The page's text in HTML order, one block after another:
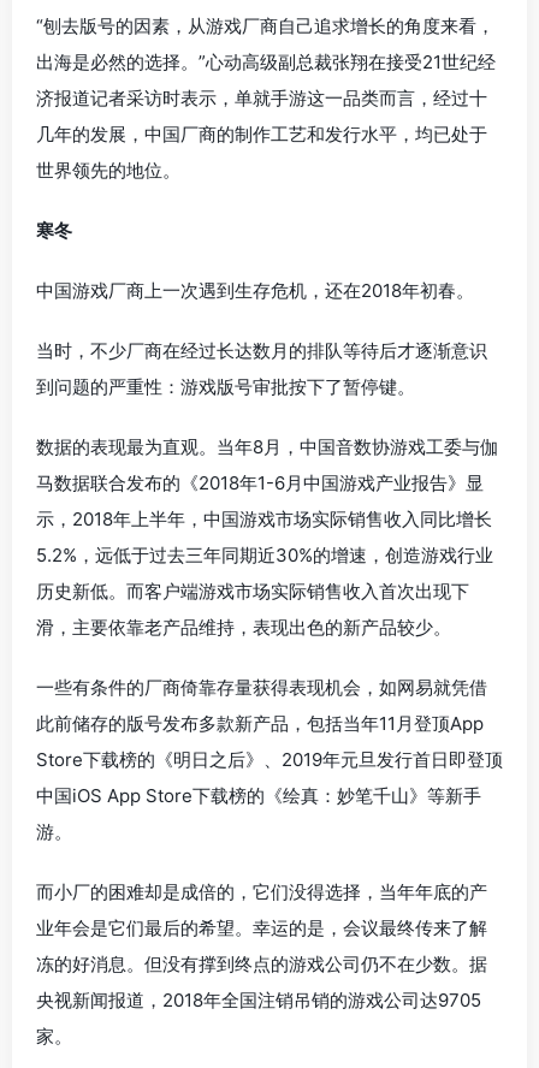
“刨去版号的因素，从游戏厂商自己追求增长的角度来看，
出海是必然的选择。”心动高级副总裁张翔在接受21世纪经
济报道记者采访时表示，单就手游这一品类而言，经过十
几年的发展，中国厂商的制作工艺和发行水平，均已处于
世界领先的地位。
寒冬
中国游戏厂商上一次遇到生存危机，还在2018年初春。
当时，不少厂商在经过长达数月的排队等待后才逐渐意识
到问题的严重性：游戏版号审批按下了暂停键。
数据的表现最为直观。当年8月，中国音数协游戏工委与伽
马数据联合发布的《2018年1-6月中国游戏产业报告》显
示，2018年上半年，中国游戏市场实际销售收入同比增长
5.2%，远低于过去三年同期近30%的增速，创造游戏行业
历史新低。而客户端游戏市场实际销售收入首次出现下
滑，主要依靠老产品维持，表现出色的新产品较少。
一些有条件的厂商倚靠存量获得表现机会，如网易就凭借
此前储存的版号发布多款新产品，包括当年11月登顶App
Store下载榜的《明日之后》、2019年元旦发行首日即登顶
中国iOS App Store下载榜的《绘真：妙笔千山》等新手
游。
而小厂的困难却是成倍的，它们没得选择，当年年底的产
业年会是它们最后的希望。幸运的是，会议最终传来了解
冻的好消息。但没有撑到终点的游戏公司仍不在少数。据
央视新闻报道，2018年全国注销吊销的游戏公司达9705
家。